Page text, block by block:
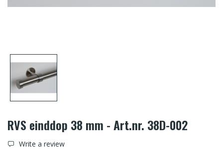
RVS einddop 38 mm - Art.nr. 38D-002
Write a review